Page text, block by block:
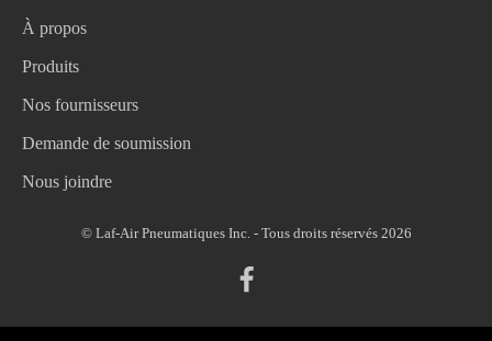
À propos
Produits
Nos fournisseurs
Demande de soumission
Nous joindre
© Laf-Air Pneumatiques Inc. - Tous droits réservés 2026